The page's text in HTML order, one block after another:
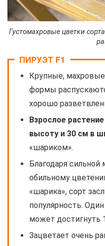
Густомахровые цветки
ПИРУЭТ F1
Крупные,
формы
хорошо
Взрослое
высоту и 30 см в
«шариком».
Благодаря
обильному
«шарика», сорт
популярность.
может достигнуть
Зацветает очень